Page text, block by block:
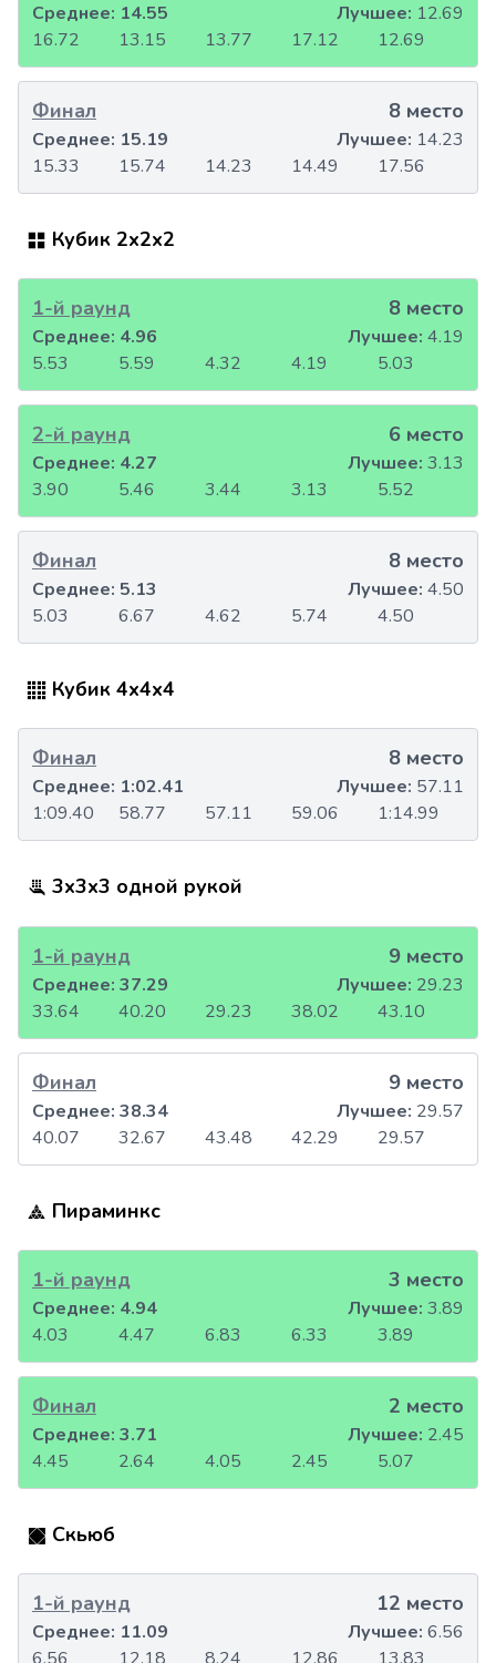
16.72 13.15 13.77 17.12 12.69
Среднее: 14.55 Лучшее: 12.69
Финал 8 место
15.33 15.74 14.23 14.49 17.56
Среднее: 15.19 Лучшее: 14.23
Кубик 2x2x2
1-й раунд 8 место
5.53 5.59 4.32 4.19 5.03
Среднее: 4.96 Лучшее: 4.19
2-й раунд 6 место
3.90 5.46 3.44 3.13 5.52
Среднее: 4.27 Лучшее: 3.13
Финал 8 место
5.03 6.67 4.62 5.74 4.50
Среднее: 5.13 Лучшее: 4.50
Кубик 4x4x4
Финал 8 место
1:09.40 58.77 57.11 59.06 1:14.99
Среднее: 1:02.41 Лучшее: 57.11
3x3x3 одной рукой
1-й раунд 9 место
33.64 40.20 29.23 38.02 43.10
Среднее: 37.29 Лучшее: 29.23
Финал 9 место
40.07 32.67 43.48 42.29 29.57
Среднее: 38.34 Лучшее: 29.57
Пираминкс
1-й раунд 3 место
4.03 4.47 6.83 6.33 3.89
Среднее: 4.94 Лучшее: 3.89
Финал 2 место
4.45 2.64 4.05 2.45 5.07
Среднее: 3.71 Лучшее: 2.45
Скьюб
1-й раунд 12 место
Среднее: 11.09 Лучшее: 6.56